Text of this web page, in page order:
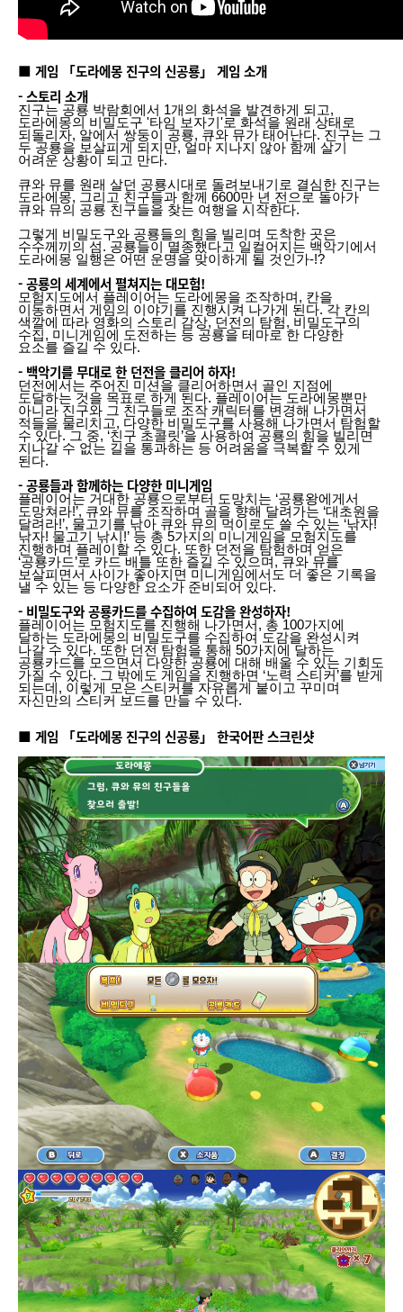
■ 게임 「도라에몽 진구의 신공룡」 게임 소개
- 스토리 소개
진구는 공룡 박람회에서 1개의 화석을 발견하게 되고,
도라에몽의 비밀도구 '타임 보자기'로 화석을 원래 상태로
되돌리자, 알에서 쌍둥이 공룡, 큐와 뮤가 태어난다. 진구는 그
두 공룡을 보살피게 되지만, 얼마 지나지 않아 함께 살기
어려운 상황이 되고 만다.
큐와 뮤를 원래 살던 공룡시대로 돌려보내기로 결심한 진구는
도라에몽, 그리고 친구들과 함께 6600만 년 전으로 돌아가
큐와 뮤의 공룡 친구들을 찾는 여행을 시작한다.
그렇게 비밀도구와 공룡들의 힘을 빌리며 도착한 곳은
수수께끼의 섬. 공룡들이 멸종했다고 일컬어지는 백악기에서
도라에몽 일행은 어떤 운명을 맞이하게 될 것인가-!?
- 공룡의 세계에서 펼쳐지는 대모험!
모험지도에서 플레이어는 도라에몽을 조작하며, 칸을
이동하면서 게임의 이야기를 진행시켜 나가게 된다. 각 칸의
색깔에 따라 영화의 스토리 감상, 던전의 탐험, 비밀도구의
수집, 미니게임에 도전하는 등 공룡을 테마로 한 다양한
요소를 즐길 수 있다.
- 백악기를 무대로 한 던전을 클리어 하자!
던전에서는 주어진 미션을 클리어하면서 골인 지점에
도달하는 것을 목표로 하게 된다. 플레이어는 도라에몽뿐만
아니라 진구와 그 친구들로 조작 캐릭터를 변경해 나가면서
적들을 물리치고, 다양한 비밀도구를 사용해 나가면서 탐험할
수 있다. 그 중, ‘친구 초콜릿’을 사용하여 공룡의 힘을 빌리면
지나갈 수 없는 길을 통과하는 등 어려움을 극복할 수 있게
된다.
- 공룡들과 함께하는 다양한 미니게임
플레이어는 거대한 공룡으로부터 도망치는 ‘공룡왕에게서
도망쳐라!’, 큐와 뮤를 조작하며 골을 향해 달려가는 ‘대초원을
달려라!’, 물고기를 낚아 큐와 뮤의 먹이로도 쓸 수 있는 ‘낚자!
낚자! 물고기 낚시!’ 등 총 5가지의 미니게임을 모험지도를
진행하며 플레이할 수 있다. 또한 던전을 탐험하며 얻은
‘공룡카드’로 카드 배틀 또한 즐길 수 있으며, 큐와 뮤를
보살피면서 사이가 좋아지면 미니게임에서도 더 좋은 기록을
낼 수 있는 등 다양한 요소가 준비되어 있다.
- 비밀도구와 공룡카드를 수집하여 도감을 완성하자!
플레이어는 모험지도를 진행해 나가면서, 총 100가지에
달하는 도라에몽의 비밀도구를 수집하여 도감을 완성시켜
나갈 수 있다. 또한 던전 탐험을 통해 50가지에 달하는
공룡카드를 모으면서 다양한 공룡에 대해 배울 수 있는 기회도
가질 수 있다. 그 밖에도 게임을 진행하면 ‘노력 스티커’를 받게
되는데, 이렇게 모은 스티커를 자유롭게 붙이고 꾸미며
자신만의 스티커 보드를 만들 수 있다.
■ 게임 「도라에몽 진구의 신공룡」 한국어판 스크린샷